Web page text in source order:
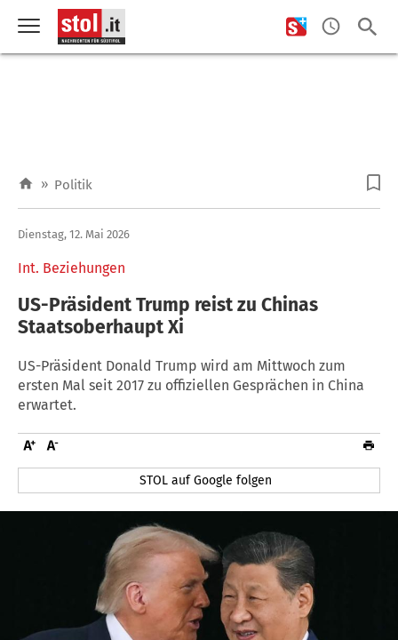
» Politik
Int. Beziehungen
Dienstag, 12. Mai 2026
US-Präsident Trump reist zu Chinas
Staatsoberhaupt Xi
US-Präsident Donald Trump wird am Mittwoch zum
ersten Mal seit 2017 zu offiziellen Gesprächen in China
erwartet.
STOL auf Google folgen